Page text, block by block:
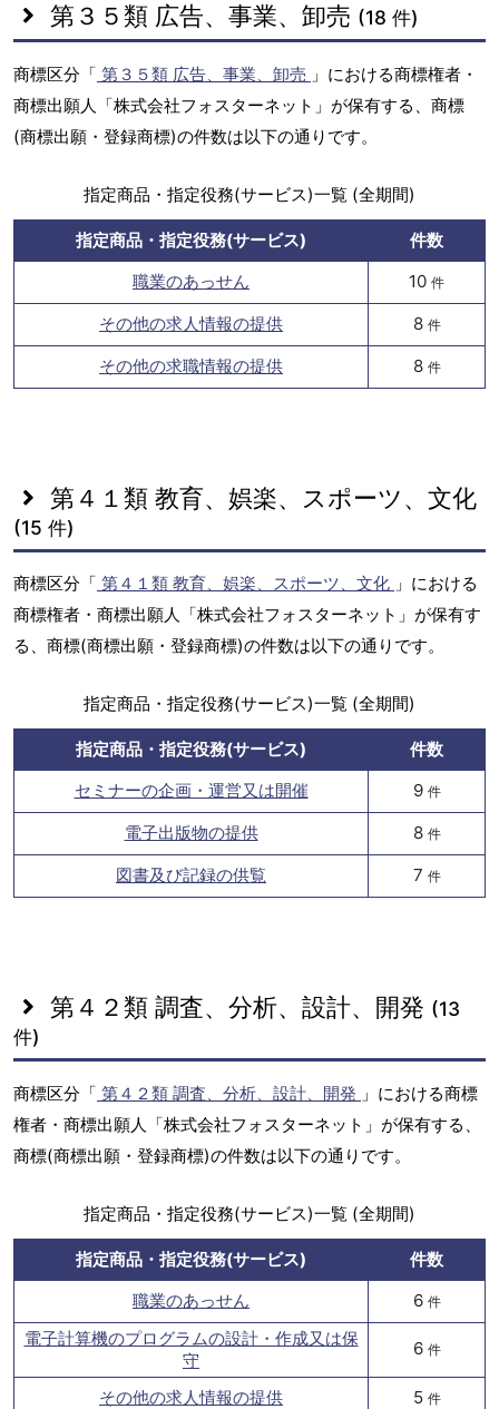
第３５類 広告、事業、卸売 (18 件)
商標区分「 第３５類 広告、事業、卸売 」における商標権者・
商標出願人「株式会社フォスターネット」が保有する、商標
(商標出願・登録商標)の件数は以下の通りです。
指定商品・指定役務(サービス)一覧 (全期間)
指定商品・指定役務(サービス)
件数
職業のあっせん
10 件
その他の求人情報の提供 8 件
その他の求職情報の提供 8 件
第４１類 教育、娯楽、スポーツ、文化
(15 件)
商標区分「 第４１類 教育、娯楽、スポーツ、文化 」における
商標権者・商標出願人「株式会社フォスターネット」が保有す
る、商標(商標出願・登録商標)の件数は以下の通りです。
指定商品・指定役務(サービス)一覧 (全期間)
指定商品・指定役務(サービス)
件数
セミナーの企画・運営又は開催
9 件
電子出版物の提供 8 件
図書及び記録の供覧 7 件
第４２類 調査、分析、設計、開発 (13
件)
商標区分「 第４２類 調査、分析、設計、開発 」における商標
権者・商標出願人「株式会社フォスターネット」が保有する、
商標(商標出願・登録商標)の件数は以下の通りです。
指定商品・指定役務(サービス)一覧 (全期間)
指定商品・指定役務(サービス)
件数
職業のあっせん
6 件
電子計算機のプログラムの設計・作成又は保
守
6 件
その他の求人情報の提供 5 件